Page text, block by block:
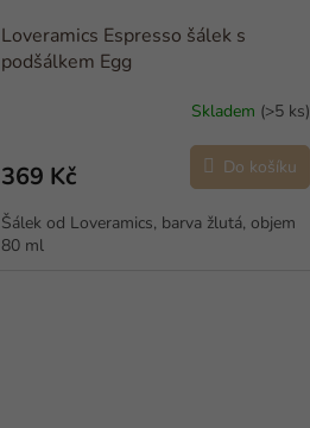
Loveramics Espresso šálek s
podšálkem Egg
Skladem (>5 ks)
369 Kč Do košíku
Šálek od Loveramics, barva žlutá, objem
80 ml